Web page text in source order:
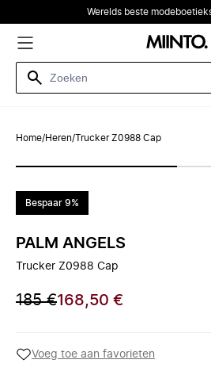
Werelds beste
Home/Heren/Trucker Z0988 Cap
Bespaar 9%
PALM ANGELS
Trucker Z0988 Cap
185 €168,50 €
Voeg toe aan favorieten